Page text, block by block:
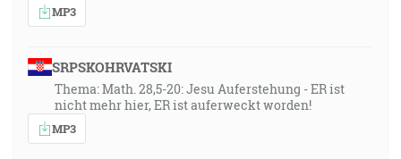
MP3
SRPSKOHRVATSKI
Thema: Math. 28,5-20: Jesu Auferstehung - ER ist
nicht mehr hier, ER ist auferweckt worden!
MP3